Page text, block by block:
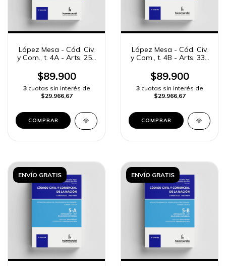
López Mesa - Cód. Civ.
y Com., t. 4A - Arts. 257
$89.900
3 cuotas sin interés de
$29.966,67
COMPRAR
López Mesa - Cód. Civ.
y Com., t. 4B - Arts. 332
$89.900
3 cuotas sin interés de
$29.966,67
COMPRAR
ENVÍO GRATIS ENVÍO GRATIS